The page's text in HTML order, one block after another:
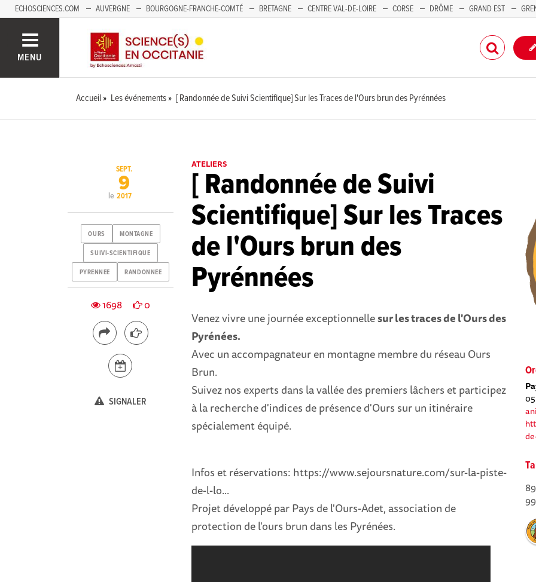
ECHOSCIENCES.COM AUVERGNE BOURGOGNE-FRANCHE-COMTÉ BRETAGNE CENTRE VAL-DE-LOIRE CORSE DRÔME GRAND EST
MENU
Accueil Les événements [ Randonnée de Suivi Scientifique] Sur les Traces de l'Ours brun des Pyrénnées
ATELIERS
[ Randonnée de Suivi
Scientifique] Sur les Traces
de l'Ours brun des
Pyrénnées
Venez vivre une journée exceptionnellesur les traces de l'Ours des
Pyrénées.
Avec un accompagnateur en montagne membre du réseau Ours
Brun.
Suivez nos experts dans la vallée des premiers lâchers et participez
à la recherche d'indices de présence d'Ours sur un itinéraire
spécialement équipé.
Infos et réservations: https://www.sejoursnature.com/sur-la-piste-
de-l-lo...
Projet développé par Pays de l'Ours-Adet, association de
protection de l'ours brun dans les Pyrénées.
le
SEPT.
9
2017
OURS MONTAGNE
SUIVI-SCIENTIFIQUE
PYRENNEE RANDONNEE
1698 0
SIGNALER